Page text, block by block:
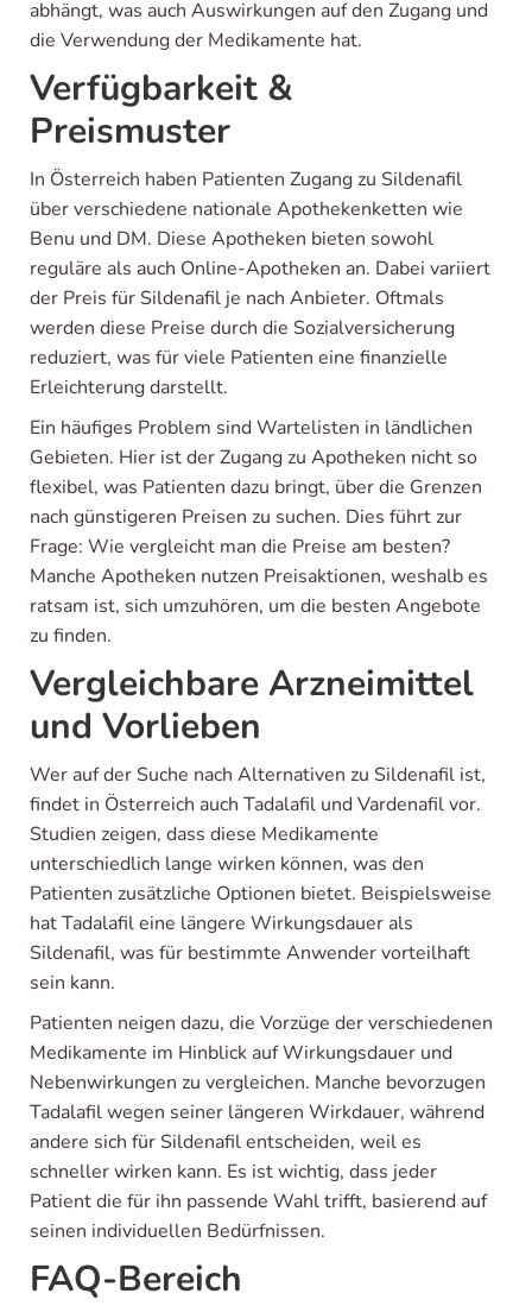
abhängt, was auch Auswirkungen auf den Zugang und
die Verwendung der Medikamente hat.
Verfügbarkeit &
Preismuster
In Österreich haben Patienten Zugang zu Sildenafil
über verschiedene nationale Apothekenketten wie
Benu und DM. Diese Apotheken bieten sowohl
reguläre als auch Online-Apotheken an. Dabei variiert
der Preis für Sildenafil je nach Anbieter. Oftmals
werden diese Preise durch die Sozialversicherung
reduziert, was für viele Patienten eine finanzielle
Erleichterung darstellt.
Ein häufiges Problem sind Wartelisten in ländlichen
Gebieten. Hier ist der Zugang zu Apotheken nicht so
flexibel, was Patienten dazu bringt, über die Grenzen
nach günstigeren Preisen zu suchen. Dies führt zur
Frage: Wie vergleicht man die Preise am besten?
Manche Apotheken nutzen Preisaktionen, weshalb es
ratsam ist, sich umzuhören, um die besten Angebote
zu finden.
Vergleichbare Arzneimittel
und Vorlieben
Wer auf der Suche nach Alternativen zu Sildenafil ist,
findet in Österreich auch Tadalafil und Vardenafil vor.
Studien zeigen, dass diese Medikamente
unterschiedlich lange wirken können, was den
Patienten zusätzliche Optionen bietet. Beispielsweise
hat Tadalafil eine längere Wirkungsdauer als
Sildenafil, was für bestimmte Anwender vorteilhaft
sein kann.
Patienten neigen dazu, die Vorzüge der verschiedenen
Medikamente im Hinblick auf Wirkungsdauer und
Nebenwirkungen zu vergleichen. Manche bevorzugen
Tadalafil wegen seiner längeren Wirkdauer, während
andere sich für Sildenafil entscheiden, weil es
schneller wirken kann. Es ist wichtig, dass jeder
Patient die für ihn passende Wahl trifft, basierend auf
seinen individuellen Bedürfnissen.
FAQ-Bereich